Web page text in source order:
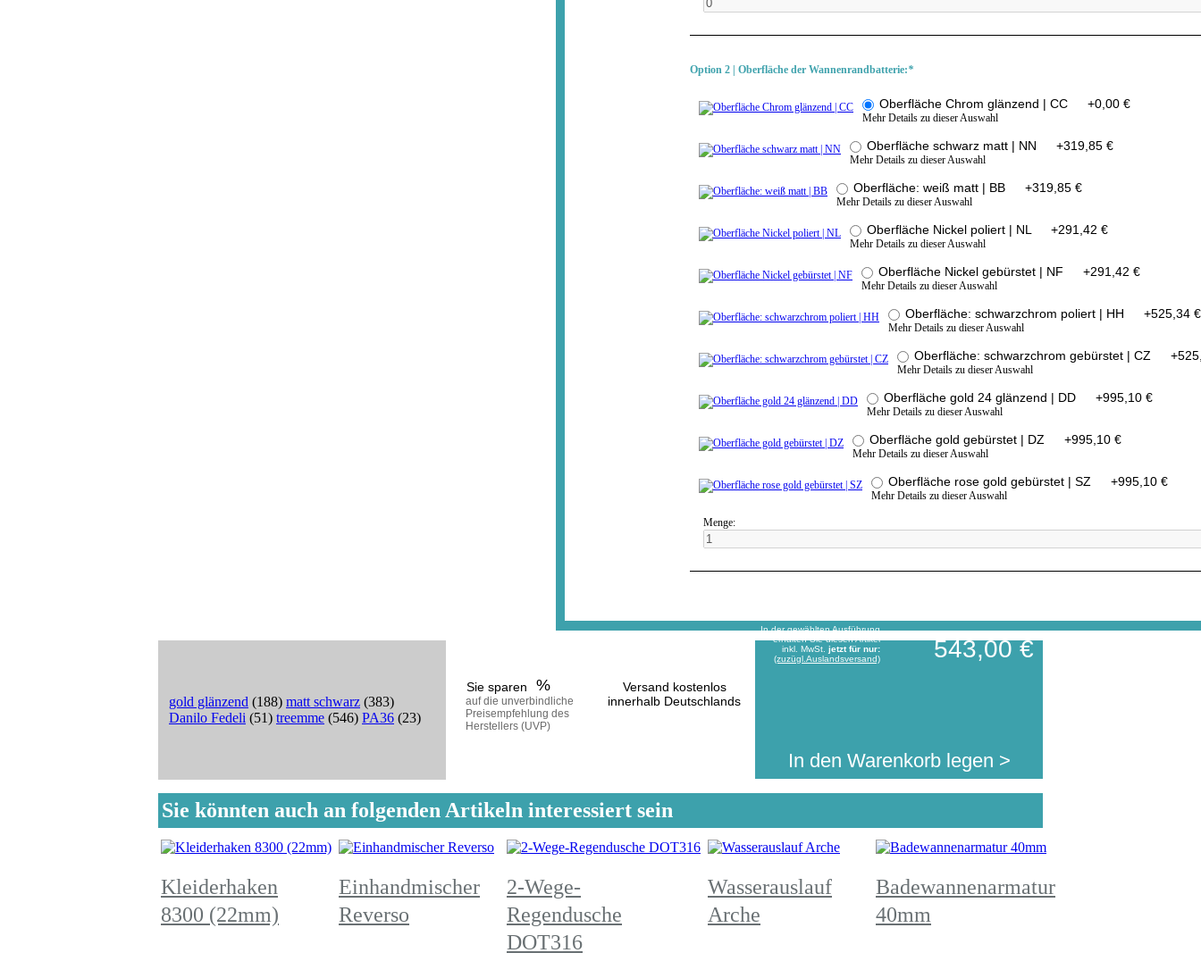
Option 2 | Oberfläche der Wannenrandbatterie:*
Oberfläche Chrom glänzend | CC +0,00 €
Mehr Details zu dieser Auswahl
Oberfläche schwarz matt | NN +319,85 €
Mehr Details zu dieser Auswahl
Oberfläche: weiß matt | BB +319,85 €
Mehr Details zu dieser Auswahl
Oberfläche Nickel poliert | NL +291,42 €
Mehr Details zu dieser Auswahl
Oberfläche Nickel gebürstet | NF +291,42 €
Mehr Details zu dieser Auswahl
Oberfläche: schwarzchrom poliert | HH +525,34 €
Mehr Details zu dieser Auswahl
Oberfläche: schwarzchrom gebürstet | CZ +
Mehr Details zu dieser Auswahl
Oberfläche gold 24 glänzend | DD +995,10 €
Mehr Details zu dieser Auswahl
Oberfläche gold gebürstet | DZ +995,10 €
Mehr Details zu dieser Auswahl
Oberfläche rose gold gebürstet | SZ +995,10 €
Mehr Details zu dieser Auswahl
Menge:
Sie sparen %
auf die unverbindliche
Preisempfehlung des
Herstellers (UVP)
Versand kostenlos
innerhalb Deutschlands
In den Warenkorb legen >
In der gewählten Ausführung
erhalten Sie diesen Artikel
inkl. MwSt. jetzt für nur:
(zuzügl.Auslandsversand)
543,00 €
gold glänzend (188) matt schwarz (383)
Danilo Fedeli (51) treemme (546) PA36 (23)
Sie könnten auch an folgenden Artikeln interessiert sein
Kleiderhaken
8300 (22mm)
Einhandmischer
Reverso
2-Wege-
Regendusche
DOT316
Wasserauslauf
Arche
Badewannenarmatur
40mm